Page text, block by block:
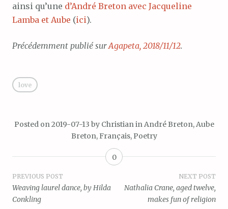
ainsi qu’une d’André Breton avec Jacqueline
Lamba et Aube (ici).
Précédemment publié surAgapeta, 2018/11/12.
love
Posted on2019-07-13 by ChristianinAndré Breton,Aube
Breton,Français, Poetry
0
Post
navigation
PREVIOUS POST
Weaving laurel dance, by Hilda
Conkling
NEXT POST
Nathalia Crane, aged twelve,
makes fun of religion